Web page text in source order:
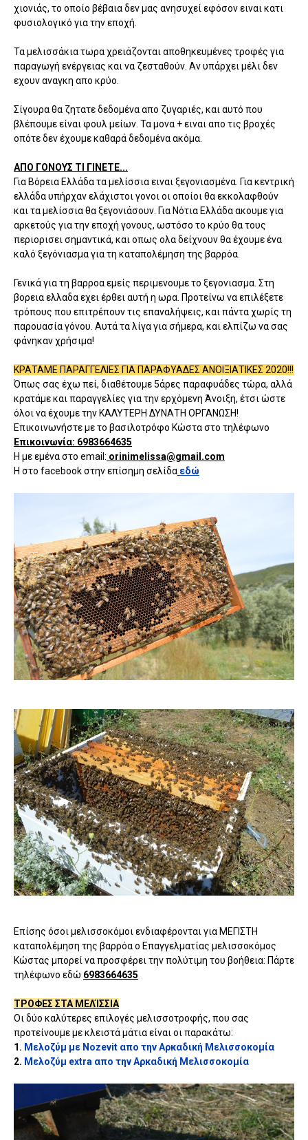
χιονιάς, το οποίο βέβαια δεν μας ανησυχεί εφόσον ειναι κατι
φυσιολογικό για την εποχή.
Τα μελισσάκια τωρα χρειάζονται αποθηκευμένες τροφές για
παραγωγή ενέργειας και να ζεσταθούν. Αν υπάρχει μέλι δεν
εχουν αναγκη απο κρύο.
Σίγουρα θα ζητατε δεδομένα απο ζυγαριές, και αυτό που
βλέπουμε είναι φουλ μείων. Τα μονα + ειναι απο τις βροχές
οπότε δεν έχουμε καθαρά δεδομένα ακόμα.
ΑΠΟ ΓΟΝΟΥΣ ΤΙ ΓΙΝΕΤΕ...
Για Βόρεια Ελλάδα τα μελίσσια ειναι ξεγονιασμένα. Για κεντρική
ελλάδα υπήρχαν ελάχιστοι γονοι οι οποίοι θα εκκολαφθούν
και τα μελίσσια θα ξεγονιάσουν. Για Νότια Ελλάδα ακουμε για
αρκετούς για την εποχή γονους, ωστόσο το κρύο θα τους
περιορισει σημαντικά, και οπως ολα δείχνουν θα έχουμε ένα
καλό ξεγόνιασμα για τη καταπολέμηση της βαρρόα.
Γενικά για τη βαρροα εμείς περιμενουμε το ξεγονιασμα. Στη
βορεια ελλαδα εχει έρθει αυτή η ωρα. Προτείνω να επιλέξετε
τρόπους που επιτρέπουν τις επαναλήψεις, και πάντα χωρίς τη
παρουασία γόνου. Αυτά τα λίγα για σήμερα, και ελπίζω να σας
φάνηκαν χρήσιμα!
ΚΡΑΤΑΜΕ ΠΑΡΑΓΓΕΛΙΕΣ ΓΙΑ ΠΑΡΑΦΥΑΔΕΣ ΑΝΟΙΞΙΑΤΙΚΕΣ 2020!!!
Όπως σας έχω πεί, διαθέτουμε 5άρες παραφυάδες τώρα, αλλά
κρατάμε και παραγγελίες για την ερχόμενη Άνοιξη, έτσι ώστε
όλοι να έχουμε την ΚΑΛΥΤΕΡΗ ΔΥΝΑΤΗ ΟΡΓΑΝΩΣΗ!
Επικοινωνήστε με το βασιλοτρόφο Κώστα στο τηλέφωνο
Επικοινωνία: 6983664635
Η με εμένα στο email: orinimelissa@gmail.com
Η στο facebook στην επίσημη σελίδα εδώ
Επίσης όσοι μελισσοκόμοι ενδιαφέρονται για ΜΕΓΙΣΤΗ
καταπολέμηση της βαρρόα ο Επαγγελματίας μελισσοκόμος
Κώστας μπορεί να προσφέρει την πολύτιμη του βοήθεια: Πάρτε
τηλέφωνο εδώ 6983664635
ΤΡΟΦΕΣ ΣΤΑ ΜΕΛΊΣΣΙΑ
Οι δύο καλύτερες επιλογές μελισσοτροφής, που σας
προτείνουμε με κλειστά μάτια είναι οι παρακάτω:
1. Μελοζύμ με Nozevit απο την Αρκαδική Μελισσοκομία
2. Μελοζύμ extra απο την Αρκαδική Μελισσοκομία